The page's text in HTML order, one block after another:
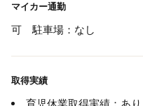
マイカー通勤
可 駐車場：なし
取得実績
育児休業取得実績：あり